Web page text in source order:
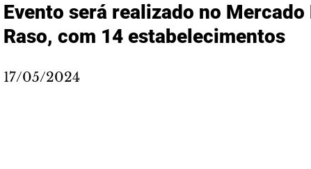
Evento será realizado no
Raso, com 14 estabelecimentos
17/05/2024